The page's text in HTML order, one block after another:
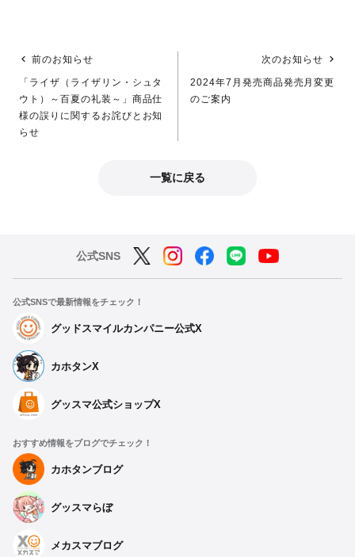
前のお知らせ
「ライザ（ライザリン・シュタ
ウト）～百夏の礼装～」商品仕
様の誤りに関するお詫びとお知
らせ
次のお知らせ
2024年7月発売商品発売月変更
のご案内
一覧に戻る
公式SNS
公式SNSで最新情報をチェック！
グッドスマイルカンパニー公式X
カホタンX
グッスマ公式ショップX
おすすめ情報をブログでチェック！
カホタンブログ
グッスマらぼ
メカスマブログ